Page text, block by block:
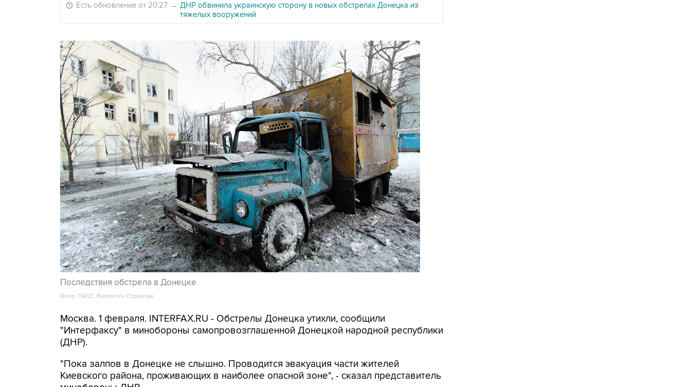
Есть обновление от 20:27 → ДНР обвинила украинскую сторону в новых обстрелах Донецка из
тяжелых вооружений
Последствия обстрела в Донецке
Фото: ТАСС, Валентин Спринчак
Москва. 1 февраля. INTERFAX.RU - Обстрелы Донецка утихли, сообщили
"Интерфаксу" в минобороны самопровозглашенной Донецкой народной республики
(ДНР).
"Пока залпов в Донецке не слышно. Проводится эвакуация части жителей
Киевского района, проживающих в наиболее опасной зоне", - сказал представитель